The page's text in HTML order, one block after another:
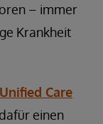
– immer
Krankheit
Care
einen